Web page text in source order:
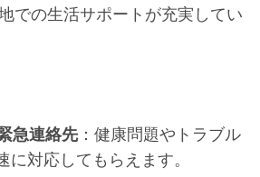
での生活サポートが充実してい
急連絡先：健康問題やトラブル
対応してもらえます。